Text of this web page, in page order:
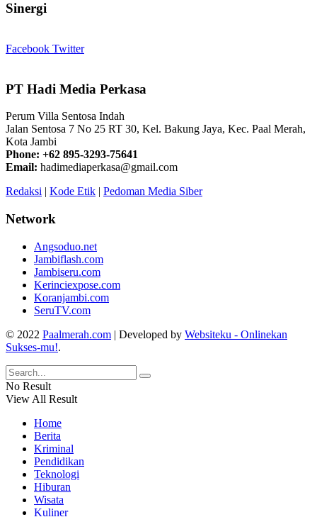
Sinergi
Facebook Twitter
PT Hadi Media Perkasa
Perum Villa Sentosa Indah
Jalan Sentosa 7 No 25 RT 30, Kel. Bakung Jaya, Kec. Paal Merah,
Kota Jambi
Phone: +62 895-3293-75641
Email: hadimediaperkasa@gmail.com
Redaksi | Kode Etik | Pedoman Media Siber
Network
Angsoduo.net
Jambiflash.com
Jambiseru.com
Kerinciexpose.com
Koranjambi.com
SeruTV.com
© 2022 Paalmerah.com | Developed by Websiteku - Onlinekan
Sukses-mu!.
No Result
View All Result
Home
Berita
Kriminal
Pendidikan
Teknologi
Hiburan
Wisata
Kuliner